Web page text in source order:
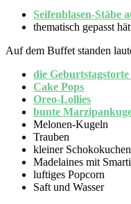
Seifenblasen-Stäbe
thematisch gepasst
Auf dem Buffet standen
die
Cake Pops
Oreo-Lollies
bunte
Melonen-Kugeln
Trauben
kleiner
Madelaines mit
luftiges Popcorn
Saft und Wasser